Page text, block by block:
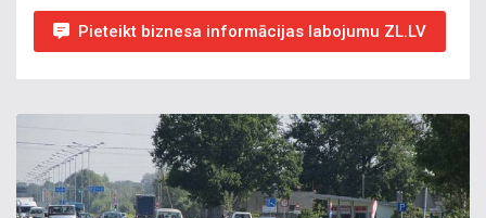
Pieteikt biznesa informācijas labojumu ZL.LV